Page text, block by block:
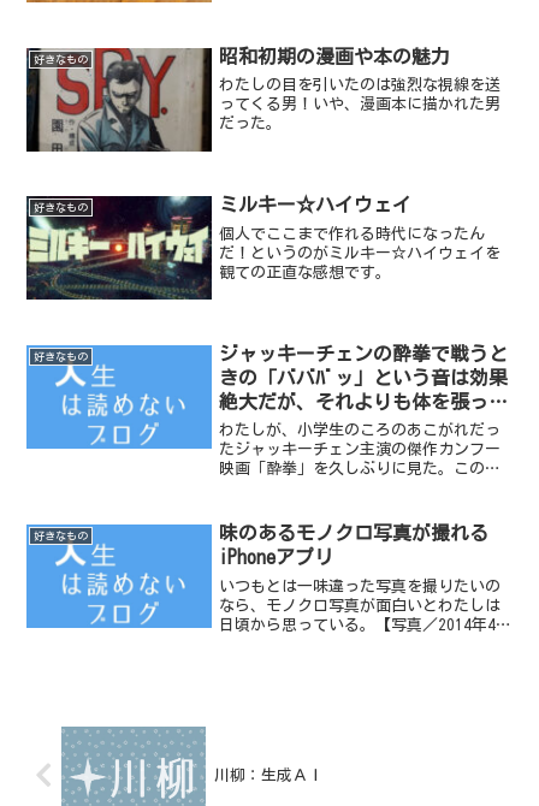
好きなもの 昭和初期の漫画や本の魅力
わたしの目を引いたのは強烈な視線を送
ってくる男！いや、漫画本に描かれた男
だった。
好きなもの ミルキー☆ハイウェイ
個人でここまで作れる時代になったん
だ！というのがミルキー☆ハイウェイを
観ての正直な感想です。
好きなもの
ジャッキーチェンの酔拳で戦うと
きの「ババﾊﾞッ」という音は効果
絶大だが、それよりも体を張って
表現しているジャッキーチェンが
凄いのだと思う件
わたしが、小学生のころのあこがれだっ
たジャッキーチェン主演の傑作カンフー
映画「酔拳」を久しぶりに見た。この映
拳のまねをして、急性カンフー使いとな
っていた。
好きなもの
味のあるモノクロ写真が撮れる
iPhoneアプリ
いつもとは一味違った写真を撮りたいの
なら、モノクロ写真が面白いとわたしは
日頃から思っている。【写真／2014年4月
川柳：生成ＡＩ